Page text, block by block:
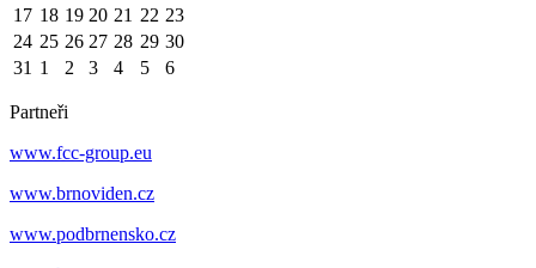
17 18 19 20 21 22 23
24 25 26 27 28 29 30
31 1 2 3 4 5 6
Partneři
www.fcc-group.eu
www.brnoviden.cz
www.podbrnensko.cz